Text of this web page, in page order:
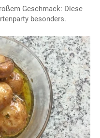
Geschmack: Diese
besonders.